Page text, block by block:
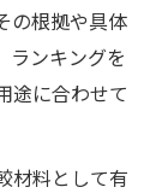
の根拠や具体
ランキングを
途に合わせて
材料として有